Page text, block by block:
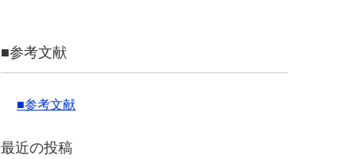
■参考文献
■参考文献
最近の投稿